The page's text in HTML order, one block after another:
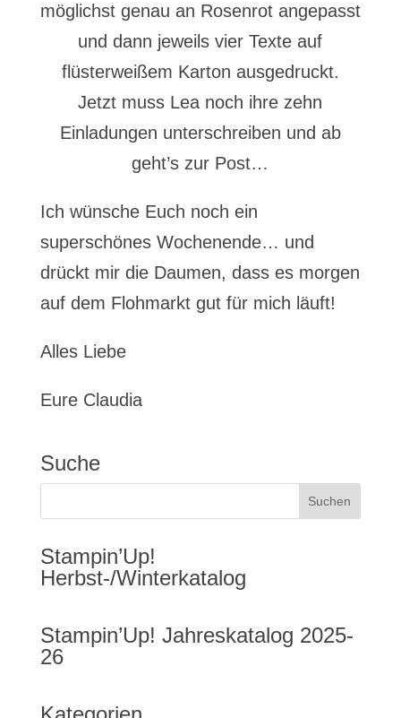
möglichst genau an Rosenrot angepasst
und dann jeweils vier Texte auf
flüsterweißem Karton ausgedruckt.
Jetzt muss Lea noch ihre zehn
Einladungen unterschreiben und ab
geht’s zur Post…
Ich wünsche Euch noch ein
superschönes Wochenende… und
drückt mir die Daumen, dass es morgen
auf dem Flohmarkt gut für mich läuft!
Alles Liebe
Eure Claudia
Suche
Stampin’Up!
Herbst-/Winterkatalog
Stampin’Up! Jahreskatalog 2025-
26